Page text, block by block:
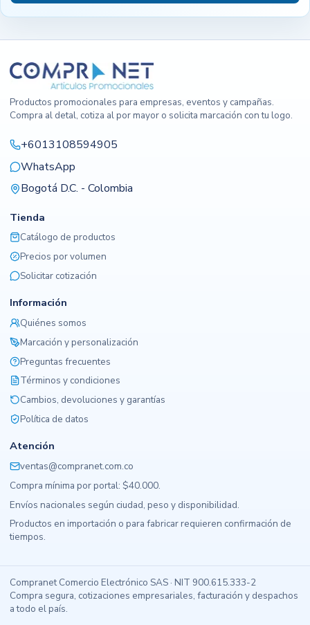
Productos promocionales para empresas, eventos y campañas.
Compra al detal, cotiza al por mayor o solicita marcación con tu logo.
+6013108594905
WhatsApp
Bogotá D.C. - Colombia
Tienda
Catálogo de productos
Precios por volumen
Solicitar cotización
Información
Quiénes somos
Marcación y personalización
Preguntas frecuentes
Términos y condiciones
Cambios, devoluciones y garantías
Política de datos
Atención
ventas@compranet.com.co
Compra mínima por portal: $40.000.
Envíos nacionales según ciudad, peso y disponibilidad.
Productos en importación o para fabricar requieren confirmación de
tiempos.
Compranet Comercio Electrónico SAS · NIT 900.615.333-2
Compra segura, cotizaciones empresariales, facturación y despachos
a todo el país.